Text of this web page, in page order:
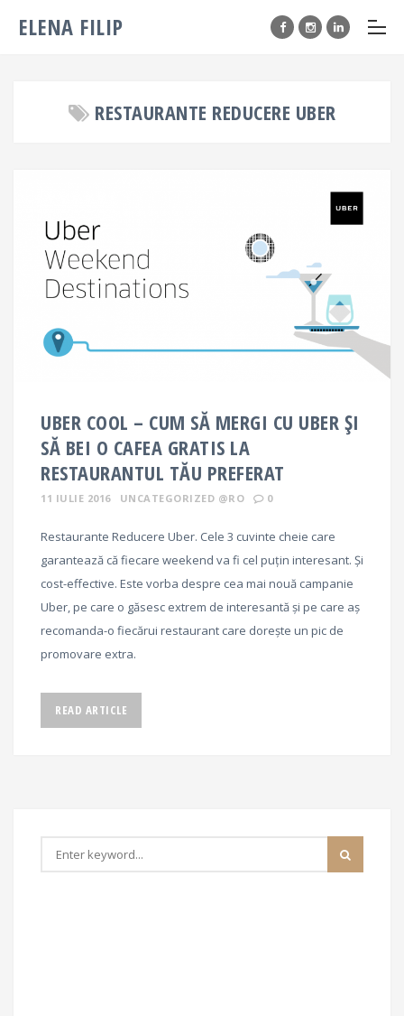
ELENA FILIP
RESTAURANTE REDUCERE UBER
UBER COOL – CUM SĂ MERGI CU UBER ȘI
SĂ BEI O CAFEA GRATIS LA
RESTAURANTUL TĂU PREFERAT
11 IULIE 2016 UNCATEGORIZED @RO 0
Restaurante Reducere Uber. Cele 3 cuvinte cheie care
garantează că fiecare weekend va fi cel puțin interesant. Și
cost-effective. Este vorba despre cea mai nouă campanie
Uber, pe care o găsesc extrem de interesantă și pe care aș
recomanda-o fiecărui restaurant care dorește un pic de
promovare extra.
READ ARTICLE